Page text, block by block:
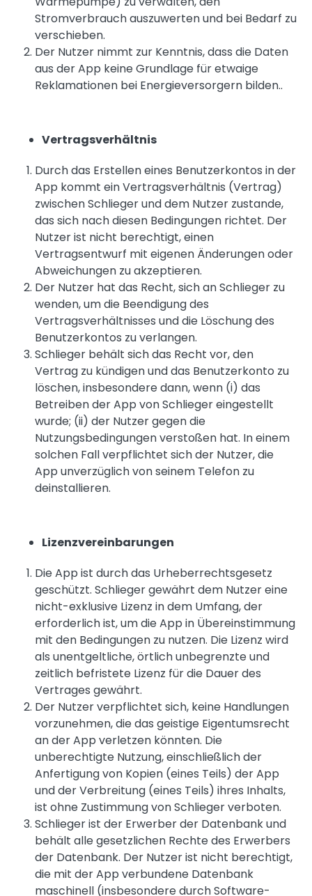
Stromverbrauch auszuwerten und bei Bedarf zu
verschieben.
Der Nutzer nimmt zur Kenntnis, dass die Daten
aus der App keine Grundlage für etwaige
Reklamationen bei Energieversorgern bilden..
Vertragsverhältnis
Durch das Erstellen eines Benutzerkontos in der
App kommt ein Vertragsverhältnis (Vertrag)
zwischen Schlieger und dem Nutzer zustande,
das sich nach diesen Bedingungen richtet. Der
Nutzer ist nicht berechtigt, einen
Vertragsentwurf mit eigenen Änderungen oder
Abweichungen zu akzeptieren.
Der Nutzer hat das Recht, sich an Schlieger zu
wenden, um die Beendigung des
Vertragsverhältnisses und die Löschung des
Benutzerkontos zu verlangen.
Schlieger behält sich das Recht vor, den
Vertrag zu kündigen und das Benutzerkonto zu
löschen, insbesondere dann, wenn (i) das
Betreiben der App von Schlieger eingestellt
wurde; (ii) der Nutzer gegen die
Nutzungsbedingungen verstoßen hat. In einem
solchen Fall verpflichtet sich der Nutzer, die
App unverzüglich von seinem Telefon zu
deinstallieren.
Lizenzvereinbarungen
Die App ist durch das Urheberrechtsgesetz
geschützt. Schlieger gewährt dem Nutzer eine
nicht-exklusive Lizenz in dem Umfang, der
erforderlich ist, um die App in Übereinstimmung
mit den Bedingungen zu nutzen. Die Lizenz wird
als unentgeltliche, örtlich unbegrenzte und
zeitlich befristete Lizenz für die Dauer des
Vertrages gewährt.
Der Nutzer verpflichtet sich, keine Handlungen
vorzunehmen, die das geistige Eigentumsrecht
an der App verletzen könnten. Die
unberechtigte Nutzung, einschließlich der
Anfertigung von Kopien (eines Teils) der App
und der Verbreitung (eines Teils) ihres Inhalts,
ist ohne Zustimmung von Schlieger verboten.
Schlieger ist der Erwerber der Datenbank und
behält alle gesetzlichen Rechte des Erwerbers
der Datenbank. Der Nutzer ist nicht berechtigt,
die mit der App verbundene Datenbank
maschinell (insbesondere durch Software-